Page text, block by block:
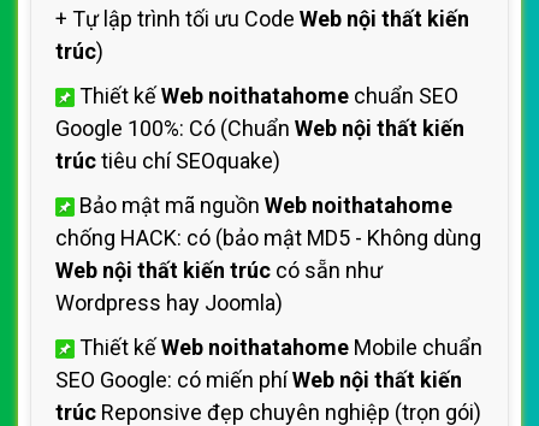
+ Tự lập trình tối ưu Code Web nội thất kiến
trúc)
Thiết kếWeb noithatahome chuẩn SEO
Google 100%: Có (Chuẩn Web nội thất kiến
trúctiêu chí SEOquake)
Bảo mật mã nguồn Web noithatahome
chống HACK: có (bảo mật MD5 - Không dùng
Web nội thất kiến trúc có sẵn như
Wordpress hay Joomla)
Thiết kếWeb noithatahome Mobile chuẩn
SEO Google: có miến phíWeb nội thất kiến
trúc Reponsive đẹp chuyên nghiệp (trọn gói)